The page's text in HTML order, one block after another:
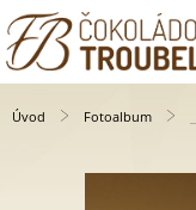
Úvod Fotoalbum